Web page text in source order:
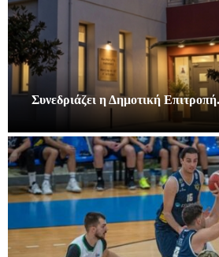
Συνεδριάζει η Δημοτική